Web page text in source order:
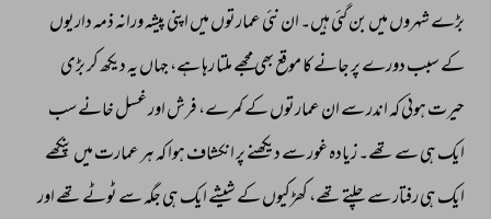
بڑے شہروں میں بن گئی ہیں۔ ان نئی عمارتوں میں اپنی پیشہ ورانہ ذمہ داریوں
کے سبب دورے پر جانے کا موقع بھی مجھے ملتا رہا ہے، جہاں یہ دیکھ کر بڑی
حیرت ہوئی کہ اندر سے ان عمارتوں کے کمرے، فرش اور غسل خانے سب
ایک ہی سے تھے۔ زیادہ غور سے دیکھنے پر انکشاف ہوا کہ ہر عمارت میں پنکھے
ایک ہی رفتار سے چلتے تھے، کھڑکیوں کے شیشے ایک ہی جگہ سے ٹوٹے تھے اور